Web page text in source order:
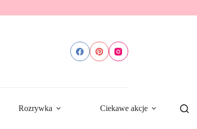
Rozrywka Ciekawe akcje